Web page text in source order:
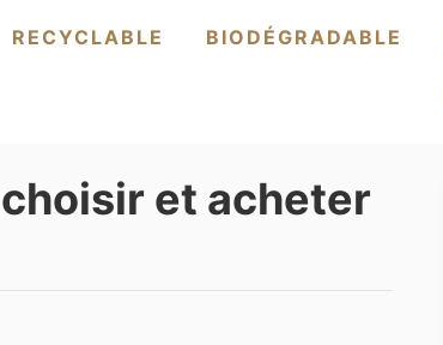
RECYCLABLE BIODÉGRADABLE
et acheter